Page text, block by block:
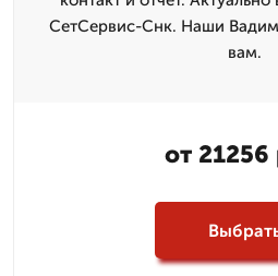
СетСервис-Снк. Наши
вам.
от 21256